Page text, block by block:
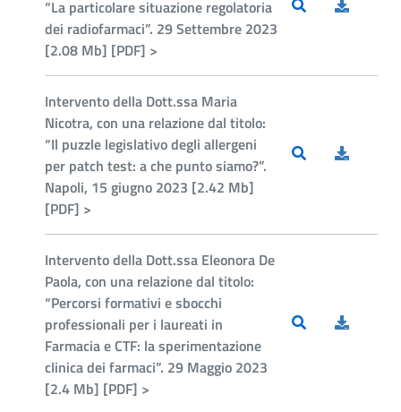
“La particolare situazione regolatoria
dei radiofarmaci”. 29 Settembre 2023
[2.08 Mb] [PDF] >
Intervento della Dott.ssa Maria
Nicotra, con una relazione dal titolo:
“Il puzzle legislativo degli allergeni
per patch test: a che punto siamo?”.
Napoli, 15 giugno 2023 [2.42 Mb]
[PDF] >
Intervento della Dott.ssa Eleonora De
Paola, con una relazione dal titolo:
“Percorsi formativi e sbocchi
professionali per i laureati in
Farmacia e CTF: la sperimentazione
clinica dei farmaci”. 29 Maggio 2023
[2.4 Mb] [PDF] >